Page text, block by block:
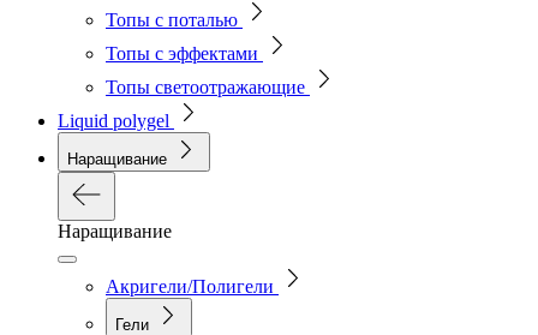
Топы с поталью
Топы с эффектами
Топы светоотражающие
Liquid polygel
Наращивание
Наращивание
Акригели/Полигели
Гели